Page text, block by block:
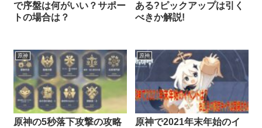
で序盤は何がいい？サポー
トの場合は？
ある?ピックアップは引く
べきか解説!
原神
原神の5秒落下攻撃の攻略
原神
原神で2021年末年始のイ